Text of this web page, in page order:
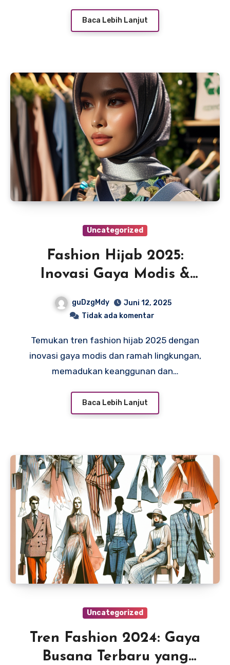
Baca Lebih Lanjut
Uncategorized
Fashion Hijab 2025:
Inovasi Gaya Modis &
Ramah Lingkungan
guDzgMdy
Juni 12, 2025
Tidak ada komentar
Temukan tren fashion hijab 2025 dengan
inovasi gaya modis dan ramah lingkungan,
memadukan keanggunan dan…
Baca Lebih Lanjut
Uncategorized
Tren Fashion 2024: Gaya
Busana Terbaru yang